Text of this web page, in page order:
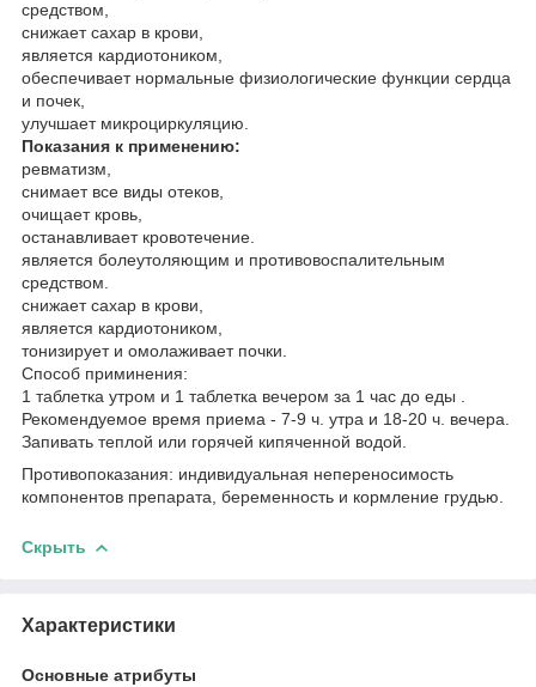
средством,
снижает сахар в крови,
является кардиотоником,
обеспечивает нормальные физиологические функции сердца
и почек,
улучшает микроциркуляцию.
Показания к применению:
ревматизм,
cнимает все виды отеков,
очищает кровь,
останавливает кровотечение.
является болеутоляющим и противовоспалительным
средством.
снижает сахар в крови,
является кардиотоником,
тонизирует и омолаживает почки.
Способ приминения:
1 таблетка утром и 1 таблетка вечером за 1 час до еды .
Рекомендуемое время приема - 7-9 ч. утра и 18-20 ч. вечера.
Запивать теплой или горячей кипяченной водой.
Противопоказания: индивидуальная непереносимость
компонентов препарата, беременность и кормление грудью.
Скрыть
Характеристики
Основные атрибуты